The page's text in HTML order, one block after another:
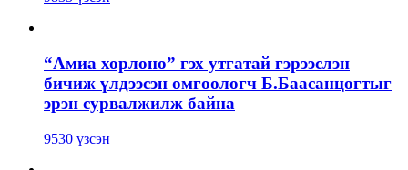
“Амиа хорлоно” гэх утгатай гэрээслэн
бичиж үлдээсэн өмгөөлөгч Б.Баасанцогтыг
эрэн сурвалжилж байна
9530 үзсэн